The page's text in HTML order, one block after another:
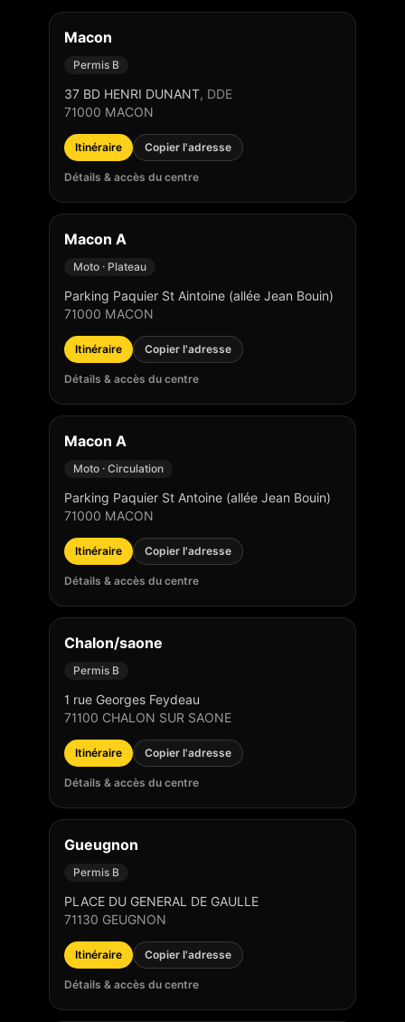
Macon
Permis B
37 BD HENRI DUNANT, DDE
71000 MACON
Itinéraire Copier l'adresse
Détails & accès du centre
Macon A
Moto · Plateau
Parking Paquier St Aintoine (allée Jean Bouin)
71000 MACON
Itinéraire Copier l'adresse
Détails & accès du centre
Macon A
Moto · Circulation
Parking Paquier St Antoine (allée Jean Bouin)
71000 MACON
Itinéraire Copier l'adresse
Détails & accès du centre
Chalon/saone
Permis B
1 rue Georges Feydeau
71100 CHALON SUR SAONE
Itinéraire Copier l'adresse
Détails & accès du centre
Gueugnon
Permis B
PLACE DU GENERAL DE GAULLE
71130 GEUGNON
Itinéraire Copier l'adresse
Détails & accès du centre